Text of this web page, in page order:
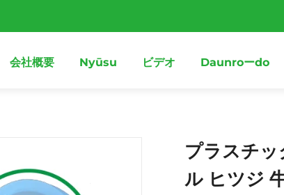
会社概要 Nyūsu ビデオ Daunroーdo
プラスチッ
ル ヒツジ